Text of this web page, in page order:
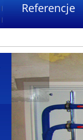
Referencje